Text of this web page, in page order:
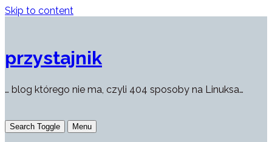
Skip to content
przystajnik
… blog którego nie ma, czyli 404 sposoby na Linuksa…
Search Toggle Menu